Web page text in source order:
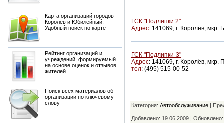
Карта организаций городов
Королёв и Юбилейный.
Удобный поиск по карте
Рейтинг организаций и
учреждений, формируемый
на основе оценок и отзывов
жителей
Поиск всех материалов об
организации по ключевому
слову
ГСК "Подлипки 2"
Адрес: 141069, г. Королёв, мкр.
ГСК "Подлипки-3"
Адрес: 141069, г. Королёв, мкр.
тел: (495) 515-00-52
Категория: Автообслуживание |
Добавлено: 19.06.2009 |